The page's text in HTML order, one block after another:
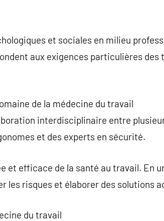
et sociales en milieu
aux exigences particulières des
de la médecine du travail
interdisciplinaire entre
et des experts en sécurité.
et efficace de la santé au travail. En
risques et élaborer des solutions
du travail